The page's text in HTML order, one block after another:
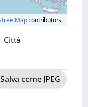
contributors.
Città
Salva come JPEG